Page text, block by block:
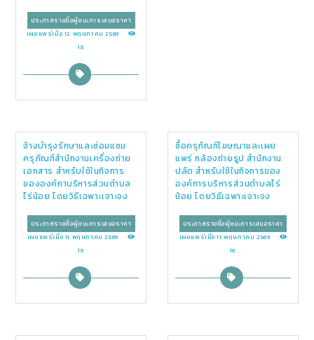
ประกาศรายชื่อผู้ชนะการเสนอราคา
เผยแพร่เมื่อ 12 พฤษภาคม 2569
18
จ้างบำรุงรักษาและซ่อมแซม
ครุภัณฑ์สำนักงานเครื่องถ่าย
เอกสาร สำหรับใช้ในกิจการ
ขององค์กาบริหารส่วนตำบล
ไร่น้อย โดยวิธีเฉพาะเจาะจง
ประกาศรายชื่อผู้ชนะการเสนอราคา
เผยแพร่เมื่อ 11 พฤษภาคม 2569
18
ซื้อครุภัณฑ์โฆษณาและเผย
แพร่ กล้องถ่ายรูป สำนักงาน
ปลัด สำหรับใช้ในกิจการของ
องค์การบริหารส่วนตำบลไร่
น้อย โดยวิธีเฉพาะเจาะจง
ประกาศรายชื่อผู้ชนะการเสนอราคา
เผยแพร่เมื่อ 11 พฤษภาคม 2569
18